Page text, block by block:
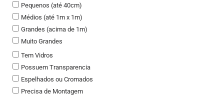
Pequenos (até 40cm)
Médios (até 1m x 1m)
Grandes (acima de 1m)
Muito Grandes
Tem Vidros
Possuem Transparencia
Espelhados ou Cromados
Precisa de Montagem